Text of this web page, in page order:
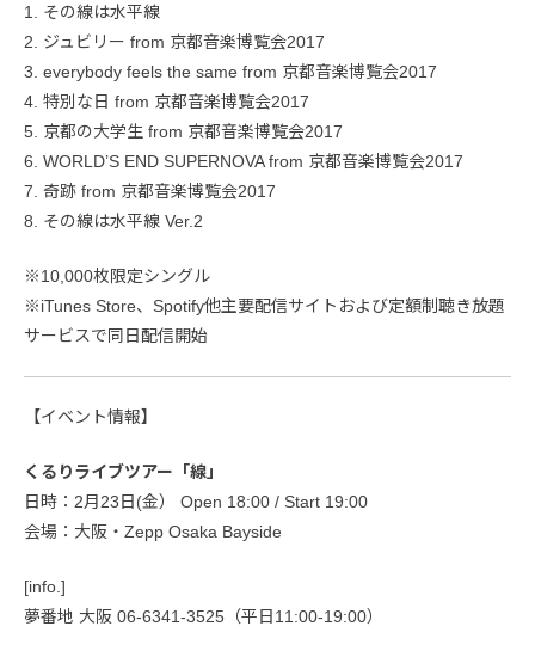
1. その線は水平線
2. ジュビリー from 京都音楽博覧会2017
3. everybody feels the same from 京都音楽博覧会2017
4. 特別な日 from 京都音楽博覧会2017
5. 京都の大学生 from 京都音楽博覧会2017
6. WORLD’S END SUPERNOVA from 京都音楽博覧会2017
7. 奇跡 from 京都音楽博覧会2017
8. その線は水平線 Ver.2
※10,000枚限定シングル
※iTunes Store、Spotify他主要配信サイトおよび定額制聴き放題
サービスで同日配信開始
【イベント情報】
くるりライブツアー「線」
日時：2月23日(金） Open 18:00 / Start 19:00
会場：大阪・Zepp Osaka Bayside
[info.]
夢番地 大阪 06-6341-3525（平日11:00-19:00）